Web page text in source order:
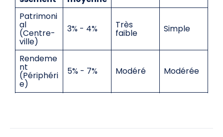
Patrimoni
al
(Centre-
ville)
3% - 4% Très
faible Simple
Rendeme
nt
(Périphéri
e)
5% - 7% Modéré Modérée
Immeubl
Élevé Mutualisé